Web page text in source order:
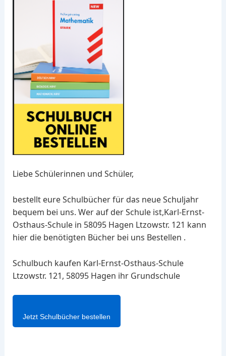
Liebe Schülerinnen und Schüler,
bestellt eure Schulbücher für das neue Schuljahr
bequem bei uns. Wer auf der Schule ist,Karl-Ernst-
Osthaus-Schule in 58095 Hagen Ltzowstr. 121 kann
hier die benötigten Bücher bei uns Bestellen .
Schulbuch kaufen Karl-Ernst-Osthaus-Schule
Ltzowstr. 121, 58095 Hagen ihr Grundschule
Jetzt Schulbücher bestellen